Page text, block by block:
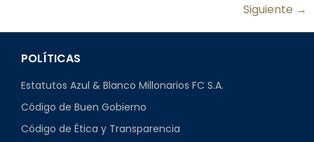
Siguiente →
POLÍTICAS
Estatutos Azul & Blanco Millonarios FC S.A.
Código de Buen Gobierno
Código de Ética y Transparencia